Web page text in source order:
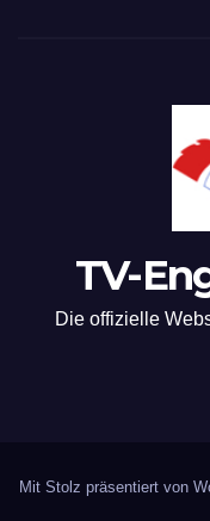
TV-
Die offizielle
Mit Stolz präsentiert von